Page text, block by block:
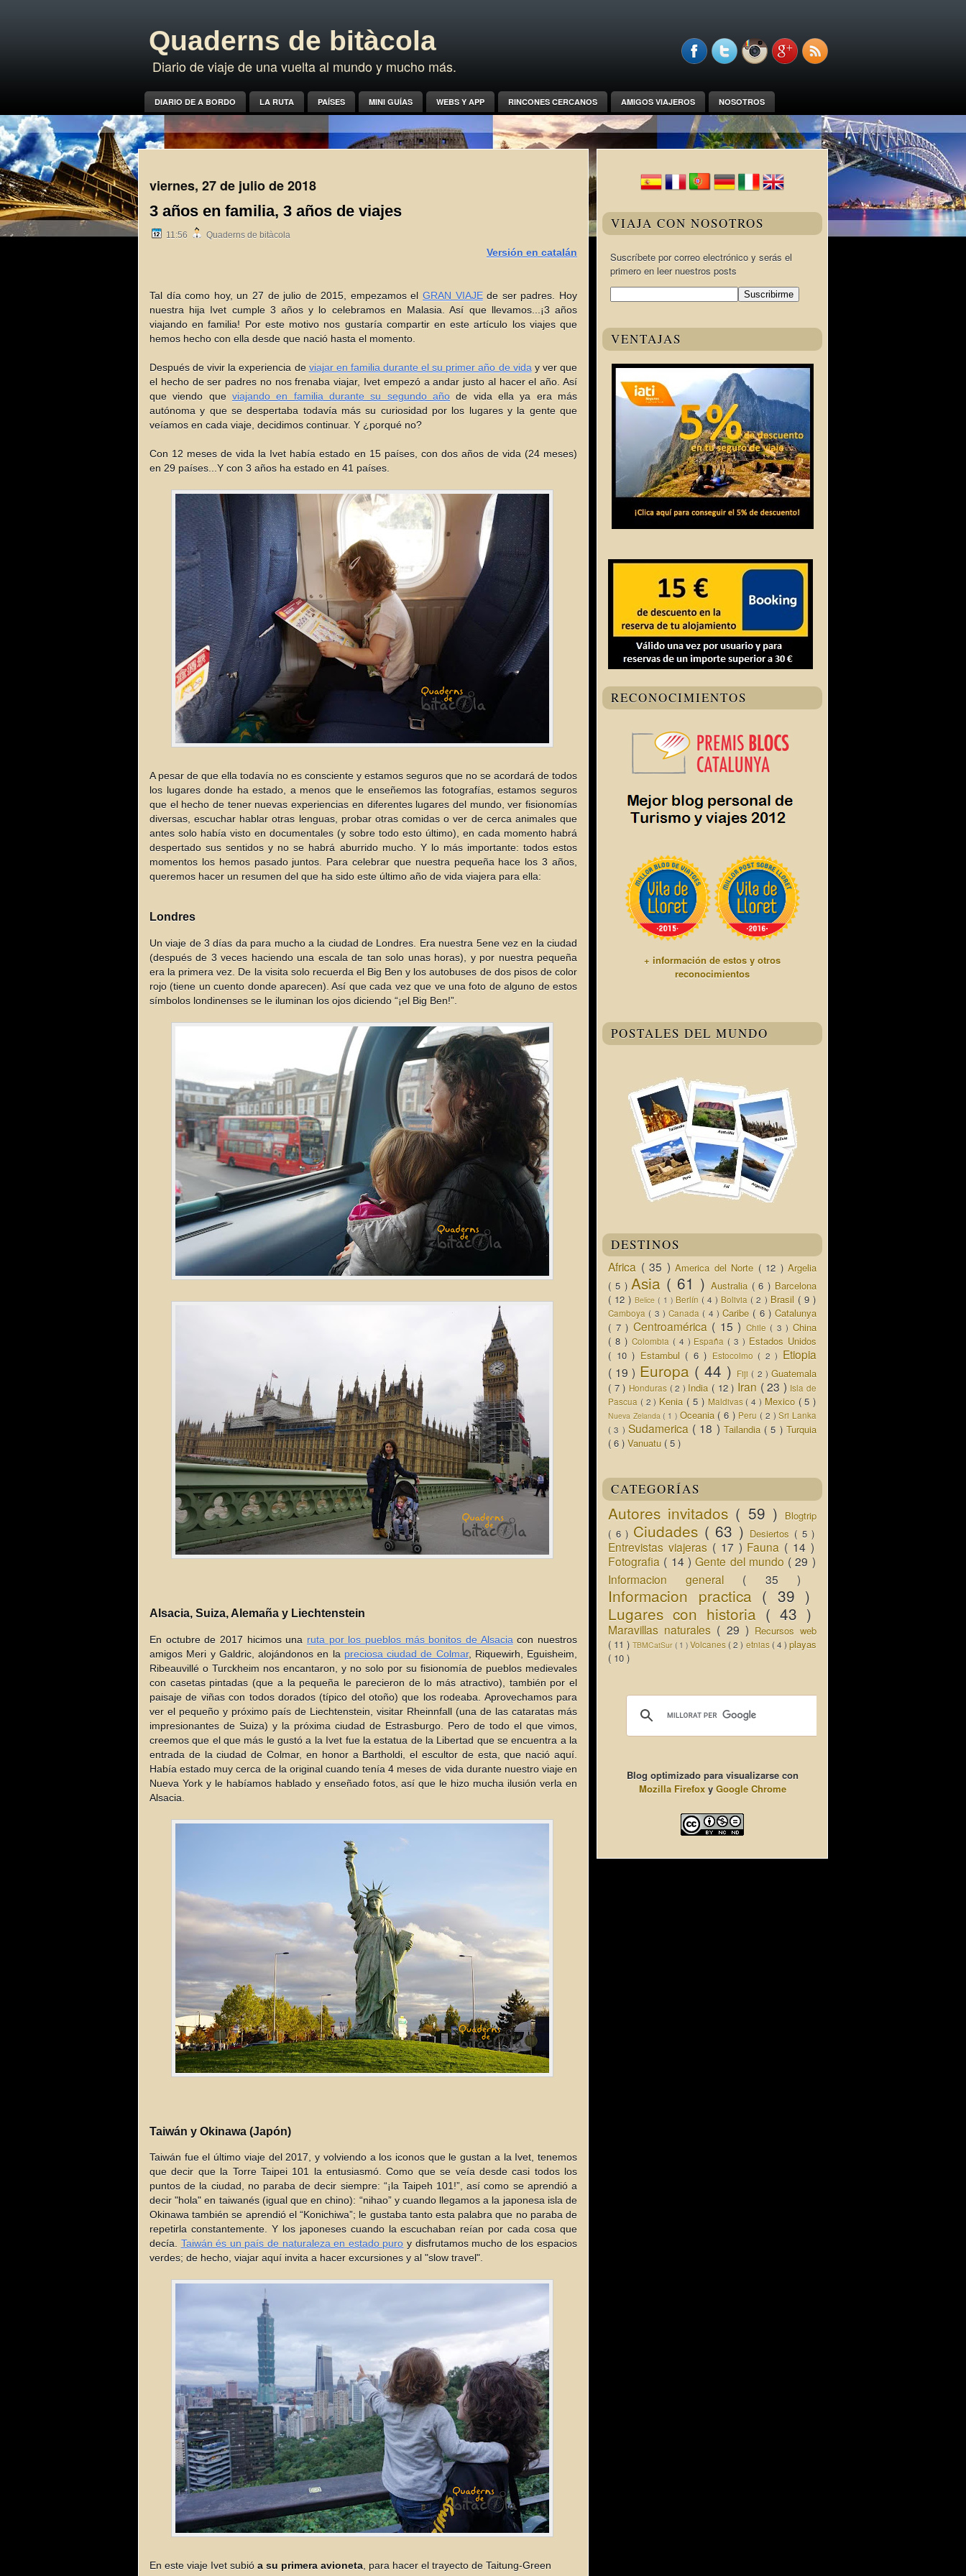
Quaderns de bitàcola
Diario de viaje de una vuelta al mundo y mucho más.
DIARIO DE A BORDO LA RUTA PAÍSES MINI GUÍAS WEBS Y APP RINCONES CERCANOS AMIGOS VIAJEROS NOSOTROS
viernes, 27 de julio de 2018
3 años en familia, 3 años de viajes
11:56 Quaderns de bitàcola
Versión en catalán
Tal día como hoy, un 27 de julio de 2015, empezamos elGRAN VIAJEde ser padres. Hoy
nuestra hija Ivet cumple 3 años y lo celebramos en Malasia. Así que llevamos...¡3 años
viajando en familia! Por este motivo nos gustaría compartir en este artículo los viajes que
hemos hecho con ella desde que nació hasta el momento.
Después de vivir la experiencia de viajar en familia durante el su primer año de vida y ver que
el hecho de ser padres no nos frenaba viajar, Ivet empezó a andar justo al hacer el año. Así
que viendo que viajando en familia durante su segundo año de vida ella ya era más
autónoma y que se despertaba todavía más su curiosidad por los lugares y la gente que
veíamos en cada viaje, decidimos continuar. Y ¿porqué no?
Con 12 meses de vida la Ivet había estado en 15 países, con dos años de vida (24 meses)
en 29 países...Y con 3 años ha estado en 41 países.
A pesar de que ella todavía no es consciente y estamos seguros que no se acordará de todos
los lugares donde ha estado, a menos que le enseñemos las fotografías, estamos seguros
que el hecho de tener nuevas experiencias en diferentes lugares del mundo, ver fisionomías
diversas, escuchar hablar otras lenguas, probar otras comidas o ver de cerca animales que
antes solo había visto en documentales (y sobre todo esto último), en cada momento habrá
despertado sus sentidos y no se habrá aburrido mucho. Y lo más importante: todos estos
momentos los hemos pasado juntos. Para celebrar que nuestra pequeña hace los 3 años,
queremos hacer un resumen del que ha sido este último año de vida viajera para ella:
Londres
Un viaje de 3 días da para mucho a la ciudad de Londres. Era nuestra 5ene vez en la ciudad
(después de 3 veces haciendo una escala de tan solo unas horas), y por nuestra pequeña
era la primera vez. De la visita solo recuerda el Big Ben y los autobuses de dos pisos de color
rojo (tiene un cuento donde aparecen). Así que cada vez que ve una foto de alguno de estos
símbolos londinenses se le iluminan los ojos diciendo “¡el Big Ben!”.
Alsacia, Suiza, Alemaña y Liechtenstein
En octubre de 2017 hicimos una ruta por los pueblos más bonitos de Alsacia con nuestros
amigos Meri y Galdric, alojándonos en la preciosa ciudad de Colmar, Riquewirh, Eguisheim,
Ribeauvillé o Turckheim nos encantaron, y no solo por su fisionomía de pueblos medievales
con casetas pintadas (que a la pequeña le parecieron de lo más atractivo), también por el
paisaje de viñas con todos dorados (típico del otoño) que los rodeaba. Aprovechamos para
ver el pequeño y próximo país de Liechtenstein, visitar Rheinnfall (una de las cataratas más
impresionantes de Suiza) y la próxima ciudad de Estrasburgo. Pero de todo el que vimos,
creemos que el que más le gustó a la Ivet fue la estatua de la Libertad que se encuentra a la
entrada de la ciudad de Colmar, en honor a Bartholdi, el escultor de esta, que nació aquí.
Había estado muy cerca de la original cuando tenía 4 meses de vida durante nuestro viaje en
Nueva York y le habíamos hablado y enseñado fotos, así que le hizo mucha ilusión verla en
Alsacia.
Taiwán y Okinawa (Japón)
Taiwán fue el último viaje del 2017, y volviendo a los iconos que le gustan a la Ivet, tenemos
que decir que la Torre Taipei 101 la entusiasmó. Como que se veía desde casi todos los
puntos de la ciudad, no paraba de decir siempre: “¡la Taipeh 101!”, así como se aprendió a
decir "hola" en taiwanés (igual que en chino): “nihao” y cuando llegamos a la japonesa isla de
Okinawa también se aprendió el “Konichiwa”; le gustaba tanto esta palabra que no paraba de
repetirla constantemente. Y los japoneses cuando la escuchaban reían por cada cosa que
decía. Taiwán és un país de naturaleza en estado puro y disfrutamos mucho de los espacios
verdes; de hecho, viajar aquí invita a hacer excursiones y al "slow travel".
En este viaje Ivet subió a su primera avioneta, para hacer el trayecto de Taitung-Green
VIAJA CON NOSOTROS
Suscríbete por correo electrónico y serás el
primero en leer nuestros posts
VENTAJAS
RECONOCIMIENTOS
+ información de estos y otros
reconocimientos
POSTALES DEL MUNDO
DESTINOS
Africa ( 35 ) America del Norte ( 12 ) Argelia
( 5 )Asia ( 61 ) Australia ( 6 ) Barcelona
( 12 )Belice( 1 ) Berlín ( 4 ) Bolivia ( 2 ) Brasil ( 9 )
Camboya ( 3 ) Canada ( 4 ) Caribe ( 6 ) Catalunya
( 7 ) Centroamérica ( 15 ) Chile ( 3 )China
( 8 ) Colombia ( 4 ) España ( 3 ) Estados Unidos
( 10 ) Estambul ( 6 ) Estocolmo ( 2 ) Etiopia
( 19 ) Europa ( 44 ) Fiji ( 2 )Guatemala
( 7 ) Honduras ( 2 ) India ( 12 ) Iran ( 23 ) Isla de
Pascua ( 2 ) Kenia ( 5 ) Maldivas ( 4 ) Mexico ( 5 )
Nueva Zelanda( 1 ) Oceania ( 6 ) Peru ( 2 )Sri Lanka
( 3 ) Sudamerica ( 18 ) Tailandia ( 5 )Turquia
( 6 ) Vanuatu ( 5 )
CATEGORÍAS
Autores invitados ( 59 )
Blogtrip
( 6 ) Ciudades ( 63 ) Desiertos ( 5 )
Entrevistas viajeras ( 17 ) Fauna ( 14 )
Fotografia ( 14 )Gente del mundo ( 29 )
Informacion general ( 35 )
Informacion practica ( 39 )
Lugares con historia ( 43 )
Maravillas naturales ( 29 ) Recursos web
( 11 )TBMCatSur ( 1 ) Volcanes ( 2 ) etnias ( 4 )playas
( 10 )
Blog optimizado para visualizarse con
Mozilla Firefoxy Google Chrome